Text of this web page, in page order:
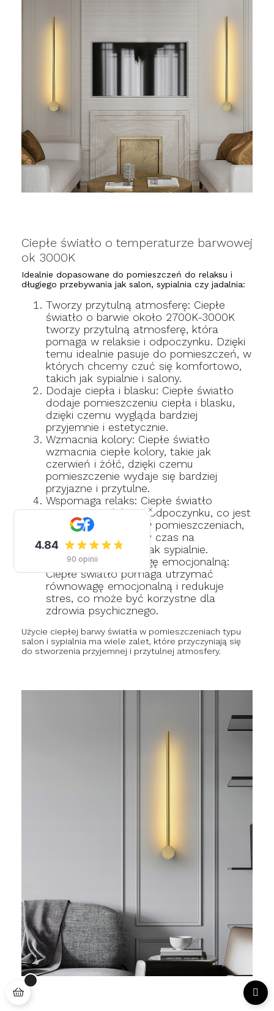
Ciepłe światło o temperaturze barwowej
ok 3000K
Idealnie dopasowane do pomieszczeń do relaksu i
długiego przebywania jak salon, sypialnia czy jadalnia:
Tworzy przytulną atmosferę: Ciepłe
światło o barwie około 2700K-3000K
tworzy przytulną atmosferę, która
pomaga w relaksie i odpoczynku. Dzięki
temu idealnie pasuje do pomieszczeń, w
których chcemy czuć się komfortowo,
takich jak sypialnie i salony.
Dodaje ciepła i blasku: Ciepłe światło
dodaje pomieszczeniu ciepła i blasku,
dzięki czemu wygląda bardziej
przyjemnie i estetycznie.
Wzmacnia kolory: Ciepłe światło
wzmacnia ciepłe kolory, takie jak
czerwień i żółć, dzięki czemu
pomieszczenie wydaje się bardziej
przyjazne i przytulne.
Wspomaga relaks: Ciepłe światło
pomaga w relaksie i odpoczynku, co jest
szczególnie ważne w pomieszczeniach,
w których spędzamy czas na
odpoczynku, takich jak sypialnie.
Utrzymuje równowagę emocjonalną:
Ciepłe światło pomaga utrzymać
równowagę emocjonalną i redukuje
stres, co może być korzystne dla
zdrowia psychicznego.
Użycie ciepłej barwy światła w pomieszczeniach typu
salon i sypialnia ma wiele zalet, które przyczyniają się
do stworzenia przyjemnej i przytulnej atmosfery.